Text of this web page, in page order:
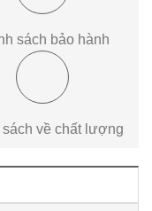
sách bảo hành
sách về chất lượng